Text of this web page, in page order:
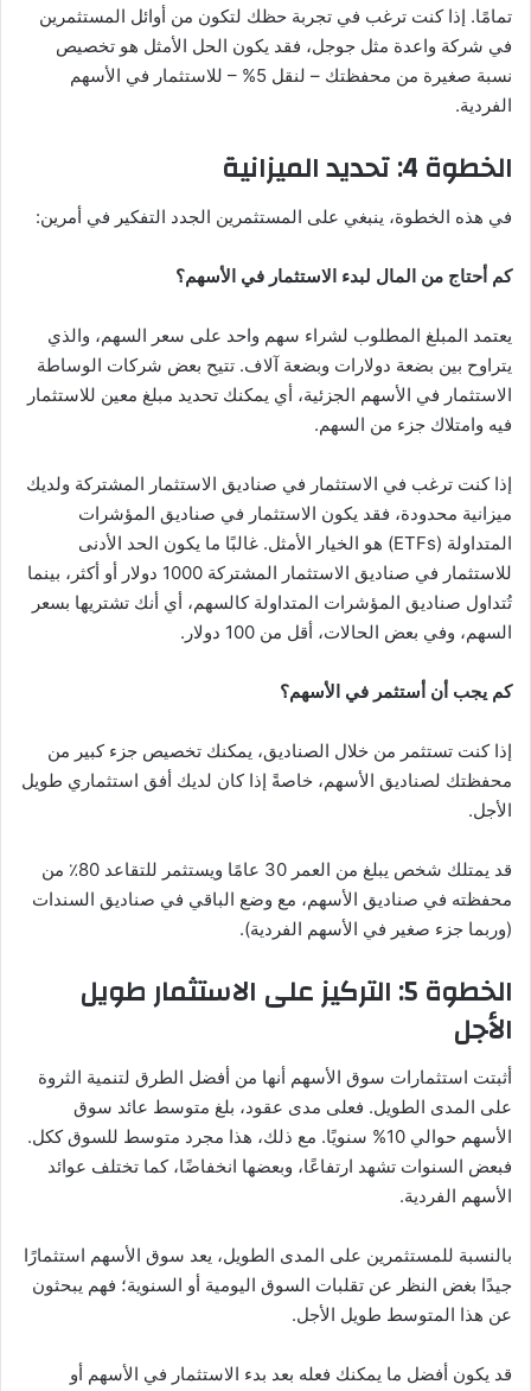
تمامًا. إذا كنت ترغب في تجربة حظك لتكون من أوائل المستثمرين
في شركة واعدة مثل جوجل، فقد يكون الحل الأمثل هو تخصيص
نسبة صغيرة من محفظتك – لنقل 5% – للاستثمار في الأسهم
الفردية.
الخطوة 4: تحديد الميزانية
في هذه الخطوة، ينبغي على المستثمرين الجدد التفكير في أمرين:
كم أحتاج من المال لبدء الاستثمار في الأسهم؟
يعتمد المبلغ المطلوب لشراء سهم واحد على سعر السهم، والذي
يتراوح بين بضعة دولارات وبضعة آلاف. تتيح بعض شركات الوساطة
الاستثمار في الأسهم الجزئية، أي يمكنك تحديد مبلغ معين للاستثمار
فيه وامتلاك جزء من السهم.
إذا كنت ترغب في الاستثمار في صناديق الاستثمار المشتركة ولديك
ميزانية محدودة، فقد يكون الاستثمار في صناديق المؤشرات
المتداولة (ETFs) هو الخيار الأمثل. غالبًا ما يكون الحد الأدنى
للاستثمار في صناديق الاستثمار المشتركة 1000 دولار أو أكثر، بينما
تُتداول صناديق المؤشرات المتداولة كالسهم، أي أنك تشتريها بسعر
السهم، وفي بعض الحالات، أقل من 100 دولار.
كم يجب أن أستثمر في الأسهم؟
إذا كنت تستثمر من خلال الصناديق، يمكنك تخصيص جزء كبير من
محفظتك لصناديق الأسهم، خاصةً إذا كان لديك أفق استثماري طويل
الأجل.
قد يمتلك شخص يبلغ من العمر 30 عامًا ويستثمر للتقاعد 80٪ من
محفظته في صناديق الأسهم، مع وضع الباقي في صناديق السندات
(وربما جزء صغير في الأسهم الفردية).
الخطوة 5: التركيز على الاستثمار طويل
الأجل
أثبتت استثمارات سوق الأسهم أنها من أفضل الطرق لتنمية الثروة
على المدى الطويل. فعلى مدى عقود، بلغ متوسط ​​عائد سوق
الأسهم حوالي 10% سنويًا. مع ذلك، هذا مجرد متوسط ​​للسوق ككل.
فبعض السنوات تشهد ارتفاعًا، وبعضها انخفاضًا، كما تختلف عوائد
الأسهم الفردية.
بالنسبة للمستثمرين على المدى الطويل، يعد سوق الأسهم استثمارًا
جيدًا بغض النظر عن تقلبات السوق اليومية أو السنوية؛ فهم يبحثون
عن هذا المتوسط ​​طويل الأجل.
قد يكون أفضل ما يمكنك فعله بعد بدء الاستثمار في الأسهم أو